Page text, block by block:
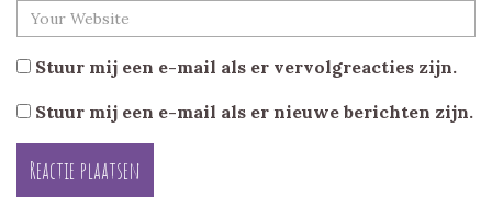
Stuur mij een e-mail als er vervolgreacties zijn.
Stuur mij een e-mail als er nieuwe berichten zijn.